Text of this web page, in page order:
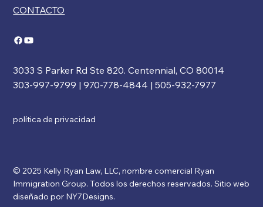
CONTACTO
3033 S Parker Rd Ste 820. Centennial, CO 80014
303-997-9799 | 970-778-4844 | 505-932-7977
política de privacidad
© 2025 Kelly Ryan Law, LLC, nombre comercial Ryan
Immigration Group. Todos los derechos reservados. Sitio web
diseñado por NY7Designs.